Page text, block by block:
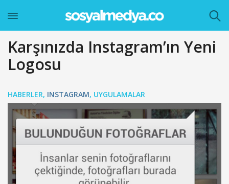
Karşınızda Instagram’ın Yeni
Logosu
HABERLER, INSTAGRAM, UYGULAMALAR